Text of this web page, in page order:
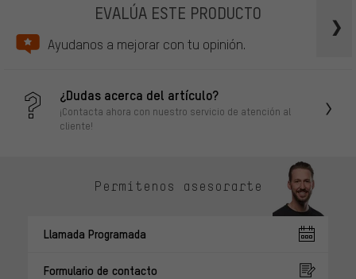
EVALÚA ESTE PRODUCTO
Ayudanos a mejorar con tu opinión.
¿Dudas acerca del artículo?
¡Contacta ahora con nuestro servicio de atención al
cliente!
Permítenos asesorarte
Llamada Programada
Formulario de contacto